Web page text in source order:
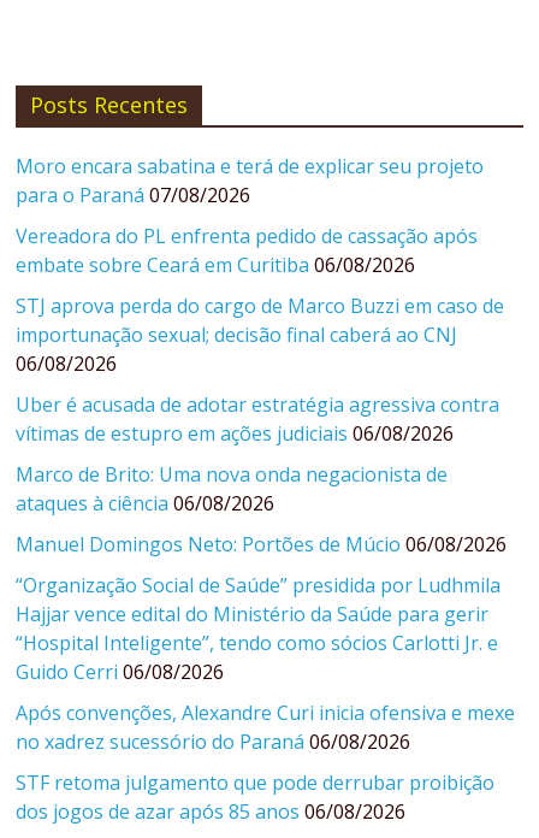
Posts Recentes
Moro encara sabatina e terá de explicar seu projeto
para o Paraná 07/08/2026
Vereadora do PL enfrenta pedido de cassação após
embate sobre Ceará em Curitiba 06/08/2026
STJ aprova perda do cargo de Marco Buzzi em caso de
importunação sexual; decisão final caberá ao CNJ
06/08/2026
Uber é acusada de adotar estratégia agressiva contra
vítimas de estupro em ações judiciais 06/08/2026
Marco de Brito: Uma nova onda negacionista de
ataques à ciência 06/08/2026
Manuel Domingos Neto: Portões de Múcio 06/08/2026
“Organização Social de Saúde” presidida por Ludhmila
Hajjar vence edital do Ministério da Saúde para gerir
“Hospital Inteligente”, tendo como sócios Carlotti Jr. e
Guido Cerri 06/08/2026
Após convenções, Alexandre Curi inicia ofensiva e mexe
no xadrez sucessório do Paraná 06/08/2026
STF retoma julgamento que pode derrubar proibição
dos jogos de azar após 85 anos 06/08/2026